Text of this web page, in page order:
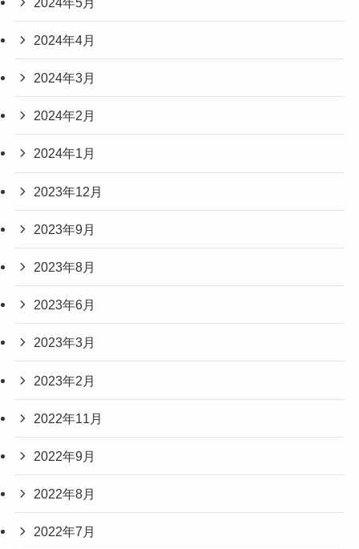
2024年4月
2024年3月
2024年2月
2024年1月
2023年12月
2023年9月
2023年8月
2023年6月
2023年3月
2023年2月
2022年11月
2022年9月
2022年8月
2022年7月